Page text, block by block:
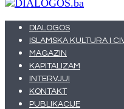
DIALOGOS
ISLAMSKA KULTURA I
MAGAZIN
KAPITALIZAM
INTERVJUI
KONTAKT
PUBLIKACIJE